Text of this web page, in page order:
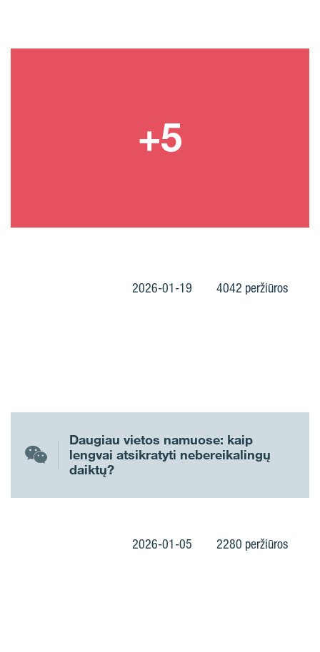
2026-01-19 4042 peržiūros
Daugiau vietos namuose: kaip
lengvai atsikratyti nebereikalingų
daiktų?
2026-01-05 2280 peržiūros